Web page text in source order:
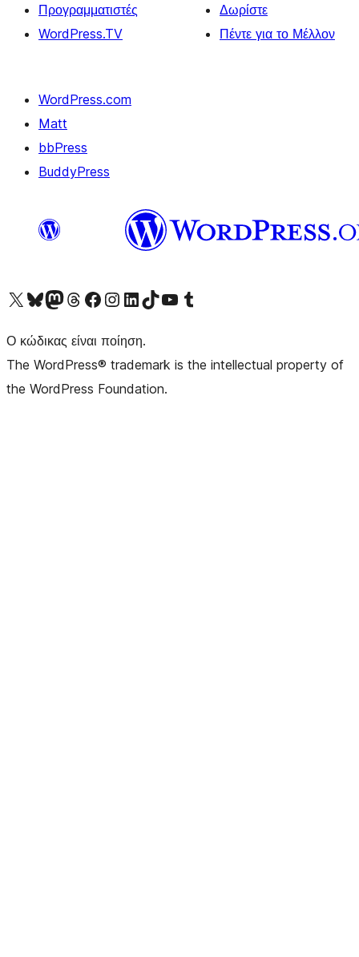
Προγραμματιστές
WordPress.TV
Δωρίστε
Πέντε για το Μέλλον
WordPress.com
Matt
bbPress
BuddyPress
Visit our X (formerly Twitter) account
Visit our Bluesky account
Επισκεφθείτε τον λογαριασμό μας στο Mastodon
Visit our Threads account
Επισκεφτείτε τη σελίδα μας στο Facebook
Επισκεφθείτε τον λογαριασμό μας Instagram
Επισκεφθείτε τον λογαριασμό μας LinkedIn
Visit our TikTok account
Visit our YouTube channel
Visit our Tumblr account
Ο κώδικας είναι ποίηση.
The WordPress® trademark is the intellectual property of
the WordPress Foundation.